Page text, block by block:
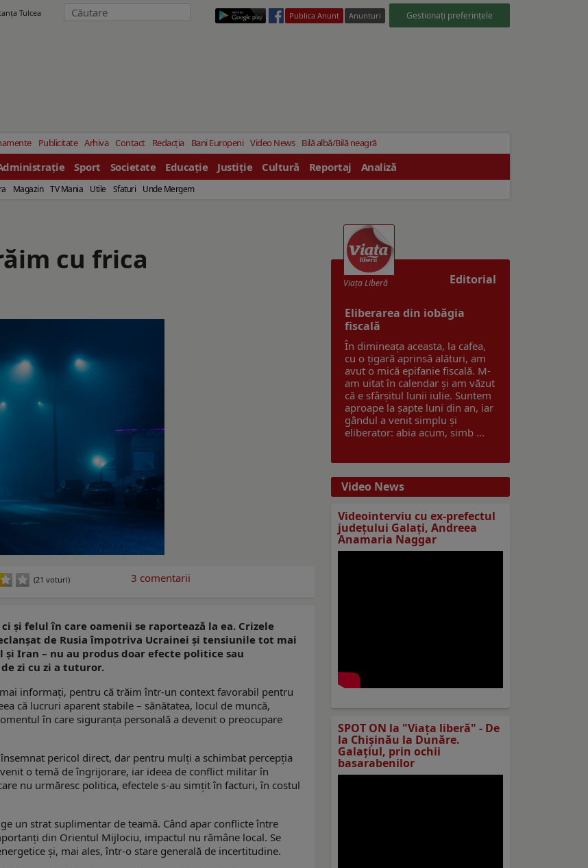
Tulcea
Publica Anunt Anunturi Gestionați preferințele
Publicitate Arhiva Contact Redacția Bani Europeni Video News Bilă albă/Bilă neagră
Sport Societate Educație Justiție Cultură Reportaj Analiză
Magazin TV Mania Utile Sfaturi Unde Mergem
cu frica
(21 voturi) 3 comentarii
și felul în care oamenii se raportează la ea. Crizele
de Rusia împotriva Ucrainei și tensiunile tot mai
Iran – nu au produs doar efecte politice sau
zi cu zi a tuturor.
informați, pentru că trăim într-un context favorabil pentru
că lucruri aparent stabile – sănătatea, locul de muncă,
în care siguranța personală a devenit o preocupare
pericol direct, dar pentru mulți a schimbat percepția
o temă de îngrijorare, iar ideea de conflict militar în
nu urmăresc politica, efectele s-au simțit în facturi, în costul
un strat suplimentar de teamă. Când apar conflicte între
din Orientul Mijlociu, impactul nu rămâne local. Se
și, mai ales, într-o stare generală de incertitudine.
Editorial
Viaţa Liberă
Eliberarea din iobăgia
fiscală
În dimineața aceasta, la cafea,
cu o țigară aprinsă alături, am
avut o mică epifanie fiscală. M-
am uitat în calendar și am văzut
că e sfârșitul lunii iulie. Suntem
aproape la șapte luni din an, iar
gândul a venit simplu și
eliberator: abia acum, simb ...
Video News
Videointerviu cu ex-prefectul
judeţului Galaţi, Andreea
Anamaria Naggar
SPOT ON la "Viaţa liberă" - De
la Chișinău la Dunăre.
Galațiul, prin ochii
basarabenilor